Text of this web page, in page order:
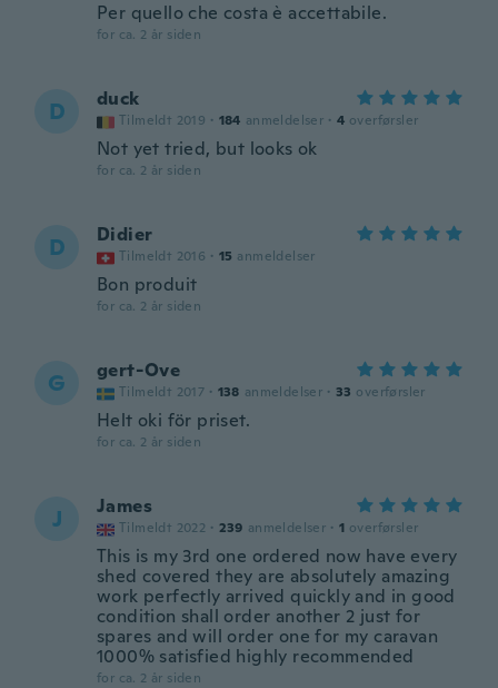
Per quello che costa è accettabile.
for ca. 2 år siden
D duck
Tilmeldt 2019 · 184 anmeldelser · 4 overførsler
Not yet tried, but looks ok
for ca. 2 år siden
D Didier
Tilmeldt 2016 · 15 anmeldelser
Bon produit
for ca. 2 år siden
G gert-Ove
Tilmeldt 2017 · 138 anmeldelser · 33 overførsler
Helt oki för priset.
for ca. 2 år siden
J James
Tilmeldt 2022 · 239 anmeldelser · 1 overførsler
This is my 3rd one ordered now have every
shed covered they are absolutely amazing
work perfectly arrived quickly and in good
condition shall order another 2 just for
spares and will order one for my caravan
1000% satisfied highly recommended
for ca. 2 år siden